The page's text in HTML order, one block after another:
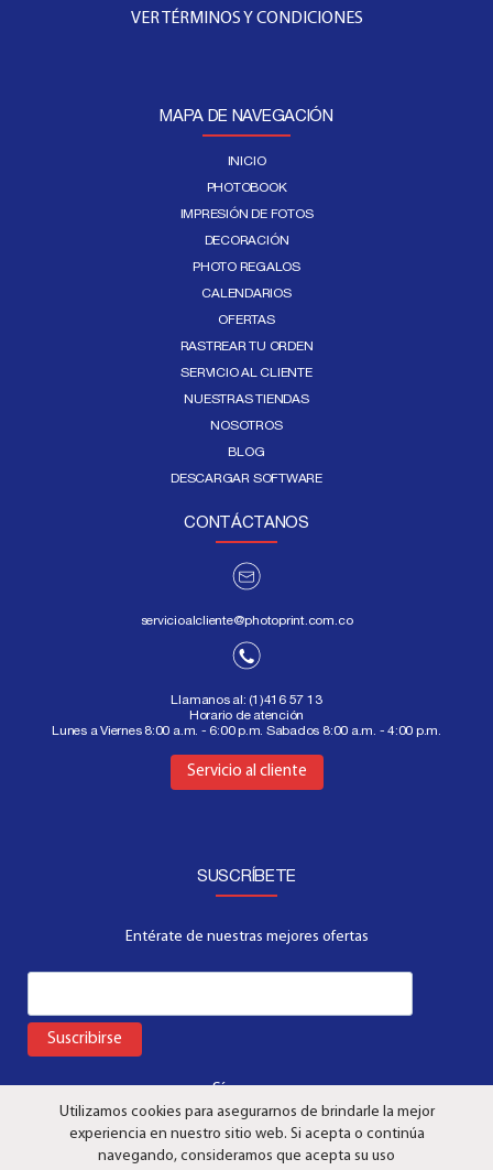
VER TÉRMINOS Y CONDICIONES
MAPA DE NAVEGACIÓN
INICIO
PHOTOBOOK
IMPRESIÓN DE FOTOS
DECORACIÓN
PHOTO REGALOS
CALENDARIOS
OFERTAS
RASTREAR TU ORDEN
SERVICIO AL CLIENTE
NUESTRAS TIENDAS
NOSOTROS
BLOG
DESCARGAR SOFTWARE
CONTÁCTANOS
servicioalcliente@photoprint.com.co
Llamanos al: (1)416 57 13
Horario de atención
Lunes a Viernes 8:00 a.m. - 6:00 p.m. Sabados 8:00 a.m. - 4:00 p.m.
Servicio al cliente
Aquí
SUSCRÍBETE
Entérate de nuestras mejores ofertas
Suscribirse
Síguenos:
Utilizamos cookies para asegurarnos de brindarle la mejor
experiencia en nuestro sitio web. Si acepta o continúa
navegando, consideramos que acepta su uso